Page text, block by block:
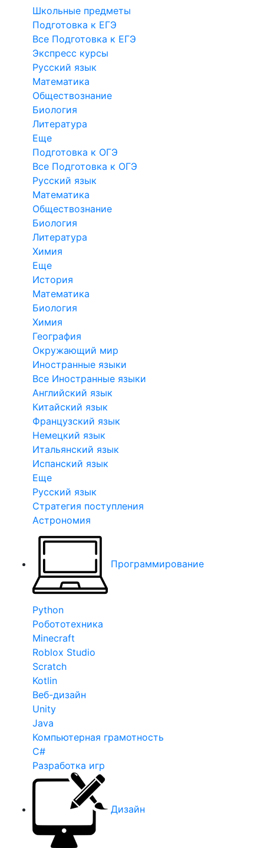
Школьные предметы
Подготовка к ЕГЭ
Все Подготовка к ЕГЭ
Экспресс курсы
Русский язык
Математика
Обществознание
Биология
Литература
Еще
Подготовка к ОГЭ
Все Подготовка к ОГЭ
Русский язык
Математика
Обществознание
Биология
Литература
Химия
Еще
История
Математика
Биология
Химия
География
Окружающий мир
Иностранные языки
Все Иностранные языки
Английский язык
Китайский язык
Французский язык
Немецкий язык
Итальянский язык
Испанский язык
Еще
Русский язык
Стратегия поступления
Астрономия
Программирование
Python
Робототехника
Minecraft
Roblox Studio
Scratch
Kotlin
Веб-дизайн
Unity
Java
Компьютерная грамотность
C#
Разработка игр
Дизайн